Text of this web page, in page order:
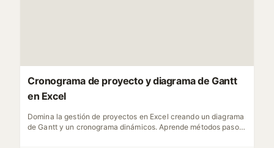
Cronograma de proyecto y diagrama de Gantt
en Excel
Domina la gestión de proyectos en Excel creando un diagrama
de Gantt y un cronograma dinámicos. Aprende métodos paso a